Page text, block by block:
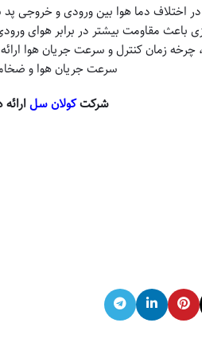
در اختلاف دما هوا بین ورودی و
باعث مقاومت بیشتر در برابر هوای
چرخه زمان کنترل و سرعت جریان هوا
سرعت جریان هوا و
شرکتکولان سل